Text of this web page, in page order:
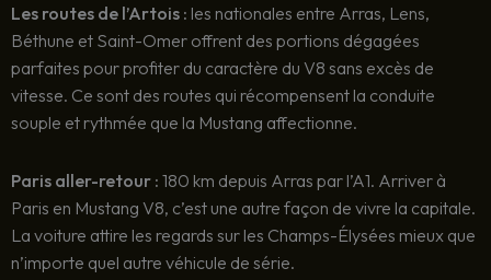
Les routes de l’Artois : les nationales entre Arras, Lens,
Béthune et Saint-Omer offrent des portions dégagées
parfaites pour profiter du caractère du V8 sans excès de
vitesse. Ce sont des routes qui récompensent la conduite
souple et rythmée que la Mustang affectionne.
Paris aller-retour : 180 km depuis Arras par l’A1. Arriver à
Paris en Mustang V8, c’est une autre façon de vivre la capitale.
La voiture attire les regards sur les Champs-Élysées mieux que
n’importe quel autre véhicule de série.